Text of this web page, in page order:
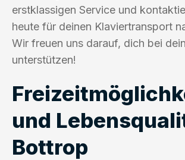
erstklassigen Service und
heute für deinen Klaviertransport
Wir freuen uns darauf, dich bei
unterstützen!
und
Bottrop